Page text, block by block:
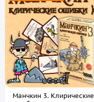
Манчкин 3. Клирические